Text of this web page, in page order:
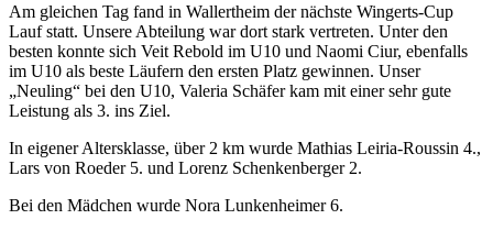
Am gleichen Tag fand in Wallertheim der nächste Wingerts-Cup
Lauf statt. Unsere Abteilung war dort stark vertreten. Unter den
besten konnte sich Veit Rebold im U10 und Naomi Ciur, ebenfalls
im U10 als beste Läufern den ersten Platz gewinnen. Unser
„Neuling“ bei den U10, Valeria Schäfer kam mit einer sehr gute
Leistung als 3. ins Ziel.
In eigener Altersklasse, über 2 km wurde Mathias Leiria-Roussin 4.,
Lars von Roeder 5. und Lorenz Schenkenberger 2.
Bei den Mädchen wurde Nora Lunkenheimer 6.